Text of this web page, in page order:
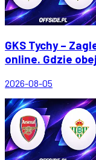
GKS Tychy –
online. Gdzie
2026-08-05